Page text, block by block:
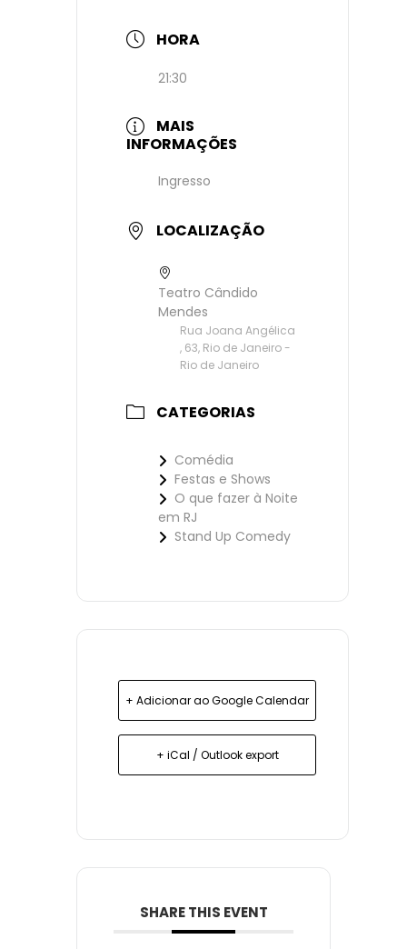
HORA
21:30
MAIS
INFORMAÇÕES
Ingresso
LOCALIZAÇÃO
Teatro Cândido
Mendes
Rua Joana Angélica
, 63, Rio de Janeiro -
Rio de Janeiro
CATEGORIAS
Comédia
Festas e Shows
O que fazer à Noite
em RJ
Stand Up Comedy
+ Adicionar ao Google Calendar
+ iCal / Outlook export
SHARE THIS EVENT